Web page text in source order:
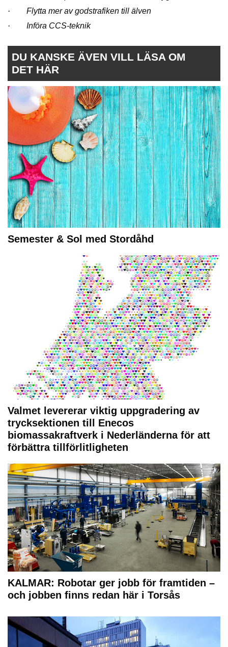
· Flytta mer av godstrafiken till älven
· Införa CCS-teknik
DU KANSKE ÄVEN VILL LÄSA OM
DET HÄR
Semester & Sol med Stordåhd
Valmet levererar viktig uppgradering av
trycksektionen till Enecos
biomassakraftverk i Nederländerna för att
förbättra tillförlitligheten
KALMAR: Robotar ger jobb för framtiden –
och jobben finns redan här i Torsås